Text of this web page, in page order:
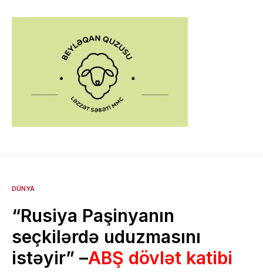
DÜNYA
“Rusiya Paşinyanın
seçkilərdə uduzmasını
istəyir” –ABŞ dövlət katibi